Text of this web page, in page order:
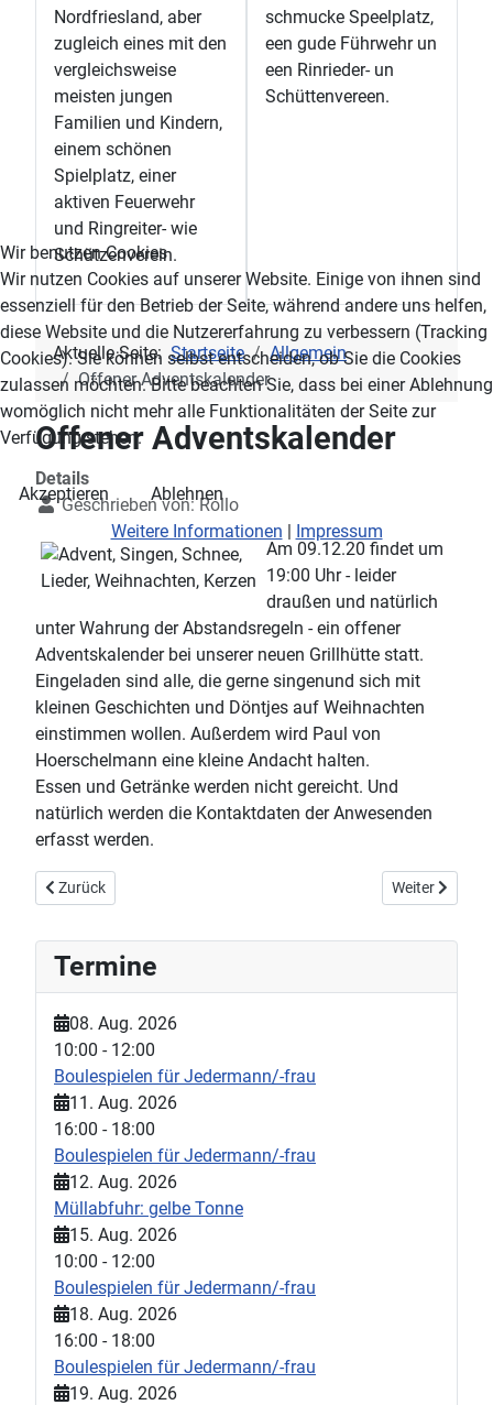
Nordfriesland, aber
zugleich eines mit den
vergleichsweise
meisten jungen
Familien und Kindern,
einem schönen
Spielplatz, einer
aktiven Feuerwehr
und Ringreiter- wie
Schützenverein.
schmucke Speelplatz,
een gude Führwehr un
een Rinrieder- un
Schüttenvereen.
Aktuelle Seite:Startseite
Allgemein
Offener Adventskalender
Offener Adventskalender
Details
Geschrieben von:Rollo
Am 09.12.20 findet um
19:00 Uhr - leider
draußen und natürlich
unter Wahrung der Abstandsregeln - ein offener
Adventskalender bei unserer neuen Grillhütte statt.
Eingeladen sind alle, die gerne singenund sich mit
kleinen Geschichten und Döntjes auf Weihnachten
einstimmen wollen. Außerdem wird Paul von
Hoerschelmann eine kleine Andacht halten.
Essen und Getränke werden nicht gereicht. Und
natürlich werden die Kontaktdaten der Anwesenden
erfasst werden.
Vorheriger Beitrag: Der Korona-Nikolaus kommt...
Zurück Nächster
Weiter
Termine
08. Aug. 2026
10:00 - 12:00
Boulespielen für Jedermann/-frau
11. Aug. 2026
16:00 - 18:00
Boulespielen für Jedermann/-frau
12. Aug. 2026
Müllabfuhr: gelbe Tonne
15. Aug. 2026
10:00 - 12:00
Boulespielen für Jedermann/-frau
18. Aug. 2026
16:00 - 18:00
Boulespielen für Jedermann/-frau
19. Aug. 2026
Wir benutzen Cookies
Wir nutzen Cookies auf unserer Website. Einige von ihnen sind
essenziell für den Betrieb der Seite, während andere uns helfen,
diese Website und die Nutzererfahrung zu verbessern (Tracking
Cookies). Sie können selbst entscheiden, ob Sie die Cookies
zulassen möchten. Bitte beachten Sie, dass bei einer Ablehnung
womöglich nicht mehr alle Funktionalitäten der Seite zur
Verfügung stehen.
Akzeptieren
Ablehnen
Weitere Informationen | Impressum